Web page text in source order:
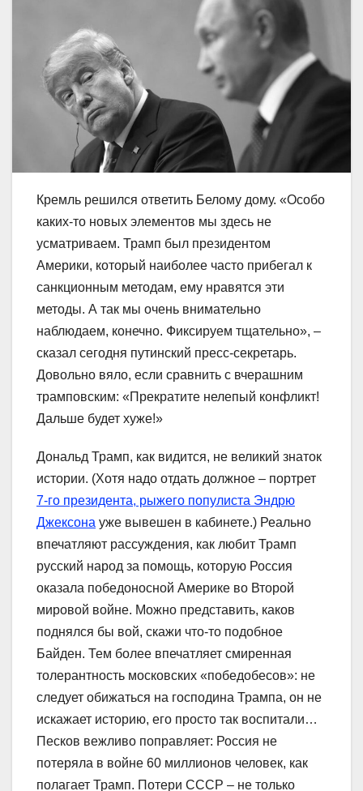
Кремль решился ответить Белому дому. «Особо
каких-то новых элементов мы здесь не
усматриваем. Трамп был президентом
Америки, который наиболее часто прибегал к
санкционным методам, ему нравятся эти
методы. А так мы очень внимательно
наблюдаем, конечно. Фиксируем тщательно», –
сказал сегодня путинский пресс-секретарь.
Довольно вяло, если сравнить с вчерашним
трамповским: «Прекратите нелепый конфликт!
Дальше будет хуже!»
Дональд Трамп, как видится, не великий знаток
истории. (Хотя надо отдать должное – портрет
7-го президента, рыжего популиста Эндрю
Джексона уже вывешен в кабинете.) Реально
впечатляют рассуждения, как любит Трамп
русский народ за помощь, которую Россия
оказала победоносной Америке во Второй
мировой войне. Можно представить, каков
поднялся бы вой, скажи что-то подобное
Байден. Тем более впечатляет смиренная
толерантность московских «победобесов»: не
следует обижаться на господина Трампа, он не
искажает историю, его просто так воспитали…
Песков вежливо поправляет: Россия не
потеряла в войне 60 миллионов человек, как
полагает Трамп. Потери СССР – не только